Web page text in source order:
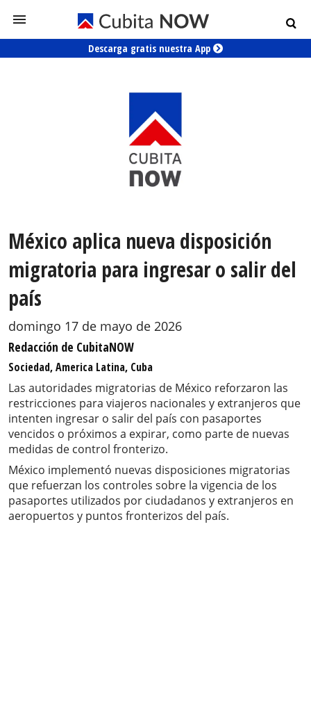
Descarga gratis nuestra App
México aplica nueva disposición
migratoria para ingresar o salir del
país
domingo 17 de mayo de 2026
Redacción de CubitaNOW
Sociedad, America Latina, Cuba
Las autoridades migratorias de México reforzaron las
restricciones para viajeros nacionales y extranjeros que
intenten ingresar o salir del país con pasaportes
vencidos o próximos a expirar, como parte de nuevas
medidas de control fronterizo.
México implementó nuevas disposiciones migratorias
que refuerzan los controles sobre la vigencia de los
pasaportes utilizados por ciudadanos y extranjeros en
aeropuertos y puntos fronterizos del país.